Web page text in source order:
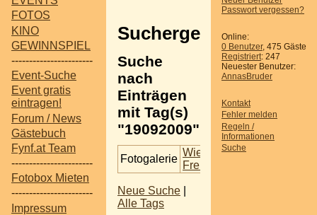
FOTOS
KINO
GEWINNSPIEL
-----------------------
Event-Suche
Event gratis
eintragen!
Forum / News
Gästebuch
Fynf.at Team
-----------------------
Fotobox Mieten
-----------------------
Impressum
Passwort vergessen?
Online:
0 Benutzer, 475 Gäste
Registriert: 247
Neuester Benutzer:
AnnasBruder
Kontakt
Fehler melden
Regeln /
Informationen
Suche
Suchergebnisse
Suche
nach
Einträgen
mit Tag(s)
"19092009".
Fotogalerie
Wien -
Freudenau
Neue Suche
Alle Tags